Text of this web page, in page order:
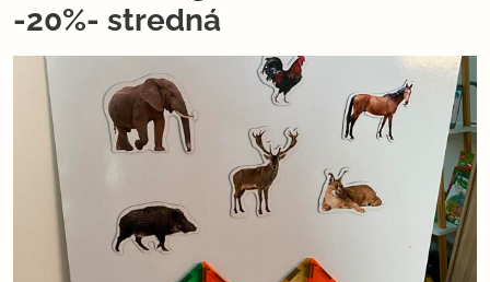
-20%- stredná